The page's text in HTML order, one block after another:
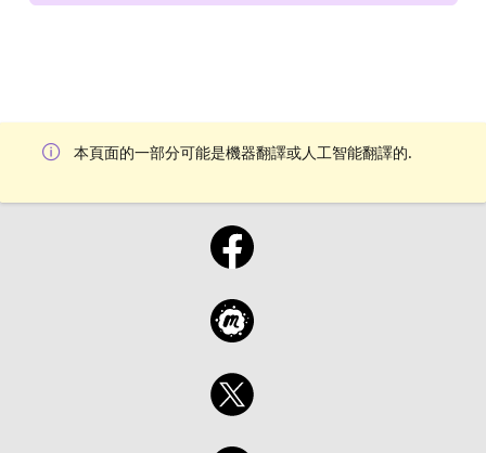
本頁面的一部分可能是機器翻譯或人工智能翻譯的.